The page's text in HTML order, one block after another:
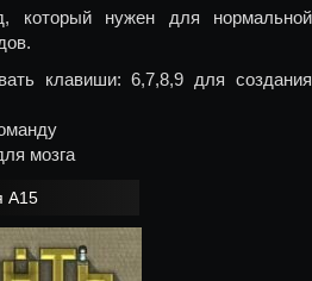
который нужен для нормальной
клавиши: 6,7,8,9 для создания
мозга
A15